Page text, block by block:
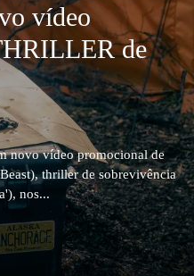
vídeo
de
novo vídeo promocional de
thriller de sobrevivência
nos...